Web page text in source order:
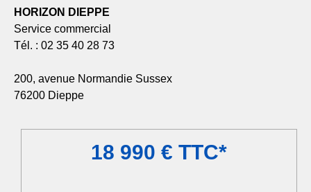
HORIZON DIEPPE
Service commercial
Tél. : 02 35 40 28 73
200, avenue Normandie Sussex
76200 Dieppe
18 990 € TTC*